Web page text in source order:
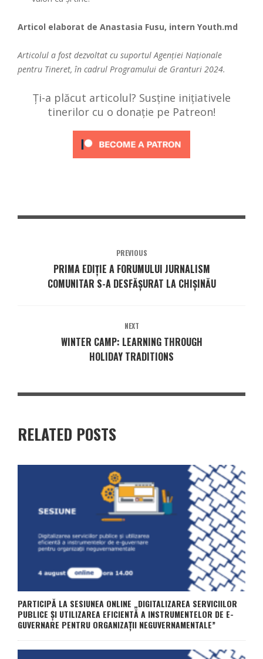
Articol elaborat de Anastasia Fusu, intern Youth.md
Articolul a fost dezvoltat cu suportul Agenției Naționale
pentru Tineret, în cadrul Programului de Granturi 2024.
Ți-a plăcut articolul? Susține inițiativele
tinerilor cu o donație pe Patreon!
PREVIOUS
PRIMA EDIȚIE A FORUMULUI JURNALISM
COMUNITAR S-A DESFĂȘURAT LA CHIȘINĂU
NEXT
WINTER CAMP: LEARNING THROUGH
HOLIDAY TRADITIONS
RELATED POSTS
PARTICIPĂ LA SESIUNEA ONLINE „DIGITALIZAREA SERVICIILOR
PUBLICE ȘI UTILIZAREA EFICIENTĂ A INSTRUMENTELOR DE E-
GUVERNARE PENTRU ORGANIZAȚII NEGUVERNAMENTALE”